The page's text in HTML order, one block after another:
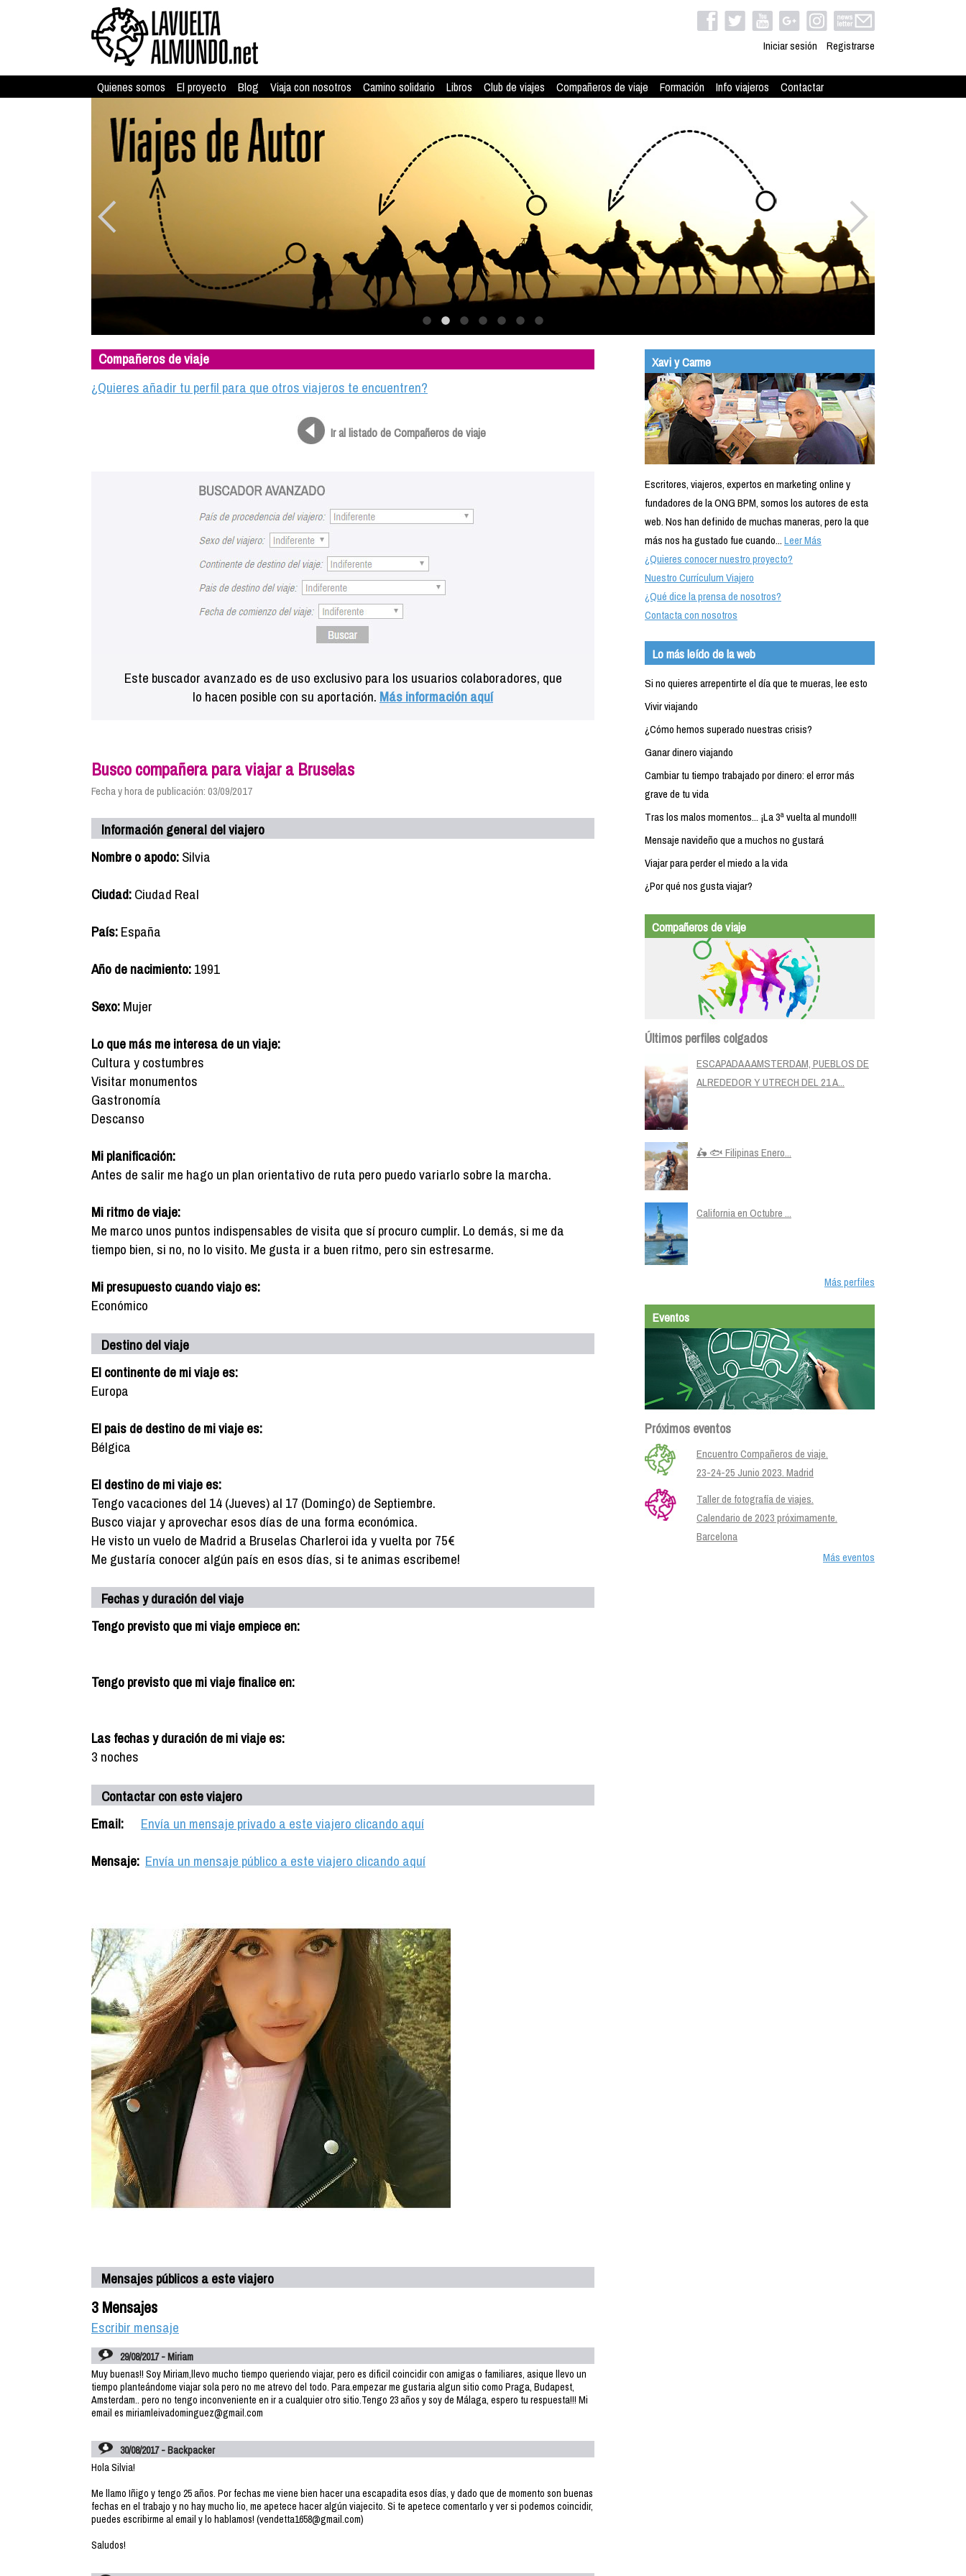
Iniciar sesión Registrarse
Quienes somos El proyecto Blog Viaja con nosotros Camino solidario Libros Club de viajes Compañeros de viaje Formación Info viajeros Contactar
Compañeros de viaje
¿Quieres añadir tu perfil para que otros viajeros te encuentren?
Ir al listado de Compañeros de viaje
Este buscador avanzado es de uso exclusivo para los usuarios colaboradores, que
lo hacen posible con su aportación. Más información aquí
Busco compañera para viajar a Bruselas
Fecha y hora de publicación: 03/09/2017
Información general del viajero
Nombre o apodo:Silvia
Ciudad:Ciudad Real
País:España
Año de nacimiento:1991
Sexo:Mujer
Lo que más me interesa de un viaje:
Cultura y costumbres
Visitar monumentos
Gastronomía
Descanso
Mi planificación:
Antes de salir me hago un plan orientativo de ruta pero puedo variarlo sobre la marcha.
Mi ritmo de viaje:
Me marco unos puntos indispensables de visita que sí procuro cumplir. Lo demás, si me da
tiempo bien, si no, no lo visito. Me gusta ir a buen ritmo, pero sin estresarme.
Mi presupuesto cuando viajo es:
Económico
Destino del viaje
El continente de mi viaje es:
Europa
El pais de destino de mi viaje es:
Bélgica
El destino de mi viaje es:
Tengo vacaciones del 14 (Jueves) al 17 (Domingo) de Septiembre.
Busco viajar y aprovechar esos días de una forma económica.
He visto un vuelo de Madrid a Bruselas Charleroi ida y vuelta por 75€
Me gustaría conocer algún país en esos días, si te animas escribeme!
Fechas y duración del viaje
Tengo previsto que mi viaje empiece en:
Tengo previsto que mi viaje finalice en:
Las fechas y duración de mi viaje es:
3 noches
Contactar con este viajero
Email:
Envía un mensaje privado a este viajero clicando aquí
Mensaje: Envía un mensaje público a este viajero clicando aquí
Mensajes públicos a este viajero
3 Mensajes
Escribir mensaje
29/08/2017 - Miriam
Muy buenas!! Soy Miriam,llevo mucho tiempo queriendo viajar, pero es dificil coincidir con amigas o familiares, asique llevo un
tiempo planteándome viajar sola pero no me atrevo del todo. Para.empezar me gustaria algun sitio como Praga, Budapest,
Amsterdam.. pero no tengo inconveniente en ir a cualquier otro sitio.Tengo 23 años y soy de Málaga, espero tu respuesta!!! Mi
email es miriamleivadominguez@gmail.com
30/08/2017 - Backpacker
Hola Silvia!
Me llamo Iñigo y tengo 25 años. Por fechas me viene bien hacer una escapadita esos días, y dado que de momento son buenas
fechas en el trabajo y no hay mucho lio, me apetece hacer algún viajecito. Si te apetece comentarlo y ver si podemos coincidir,
puedes escribirme al email y lo hablamos! (vendetta1658@gmail.com)
Saludos!
Xavi y Carme
Escritores, viajeros, expertos en marketing online y
fundadores de la ONG BPM, somos los autores de esta
web. Nos han definido de muchas maneras, pero la que
más nos ha gustado fue cuando...Leer Más
¿Quieres conocer nuestro proyecto?
Nuestro Currículum Viajero
¿Qué dice la prensa de nosotros?
Contacta con nosotros
Lo más leído de la web
Si no quieres arrepentirte el día que te mueras, lee esto
Vivir viajando
¿Cómo hemos superado nuestras crisis?
Ganar dinero viajando
Cambiar tu tiempo trabajado por dinero: el error más
grave de tu vida
Tras los malos momentos... ¡La 3ª vuelta al mundo!!!
Mensaje navideño que a muchos no gustará
Viajar para perder el miedo a la vida
¿Por qué nos gusta viajar?
Compañeros de viaje
Últimos perfiles colgados
ESCAPADA A AMSTERDAM, PUEBLOS DE
ALREDEDOR Y UTRECH DEL 21 A...
🛵 🐟 Filipinas Enero...
California en Octubre ...
Más perfiles
Eventos
Próximos eventos
Encuentro Compañeros de viaje.
23-24-25 Junio 2023. Madrid
Taller de fotografía de viajes.
Calendario de 2023 próximamente.
Barcelona
Más eventos